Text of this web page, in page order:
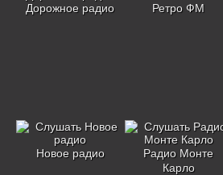
Дорожное радио Ретро ФМ
Новое радио
Радио Монте
Карло